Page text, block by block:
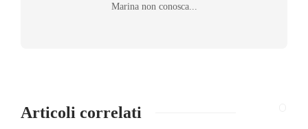
Marina non conosca...
Articoli correlati